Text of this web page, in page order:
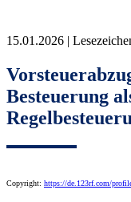
15.01.2026 |
Besteuerung
Copyright: https://de.123rf.com/